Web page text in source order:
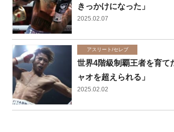
きっかけになった」
2025.02.07
アスリート/セレブ
世界4階級制覇王者を育
ャオを超えられる」
2025.02.02